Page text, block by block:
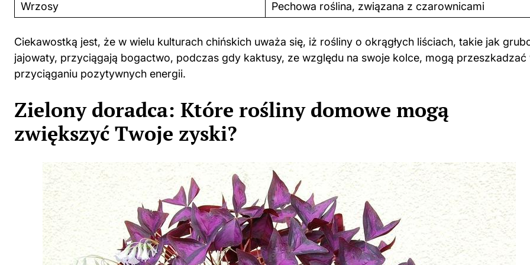
Wrzosy
Pechowa roślina, związana z czarownicami
Ciekawostką jest, że w wielu kulturach chińskich uważa się, iż rośliny o okrągłych liściach, takie jak
jajowaty, przyciągają bogactwo, podczas gdy kaktusy, ze względu na swoje kolce, mogą przeszkadzać
przyciąganiu pozytywnych energii.
Zielony doradca: Które rośliny domowe mogą
zwiększyć Twoje zyski?